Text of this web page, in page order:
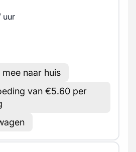
uur
naar huis
van €5.60 per